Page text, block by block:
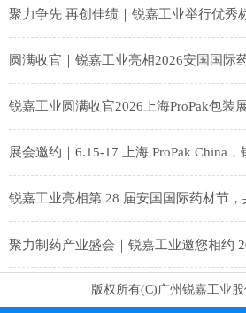
版权所有(C)广州锐嘉工业股